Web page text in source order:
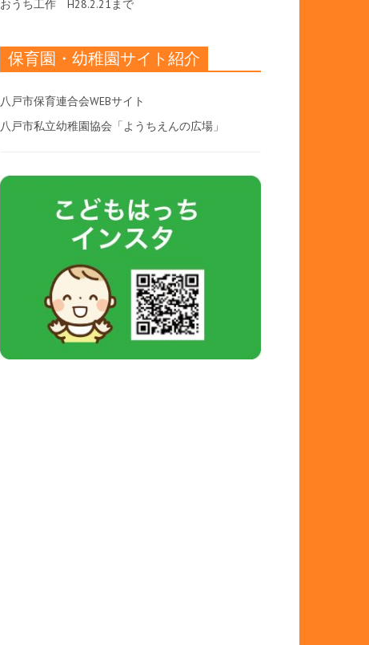
おうち工作 H28.2.21まで
保育園・幼稚園サイト紹介
八戸市保育連合会WEBサイト
八戸市私立幼稚園協会「ようちえんの広場」